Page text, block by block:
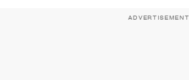
ADVERTISEMENT